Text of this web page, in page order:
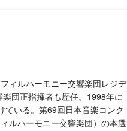
ィルハーモニー交響楽団レジデ
団正指揮者も歴任。1998年に
ている。第69回日本音楽コンク
ルハーモニー交響楽団）の本選